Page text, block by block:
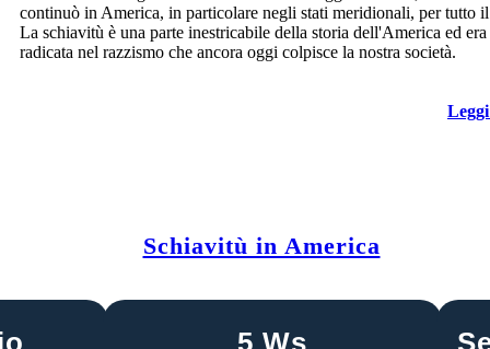
continuò in America, in particolare negli stati meridionali, per tutto
La schiavitù è una parte inestricabile della storia dell'America ed era
radicata nel razzismo che ancora oggi colpisce la nostra società.
Schiavitù in America
5 Ws